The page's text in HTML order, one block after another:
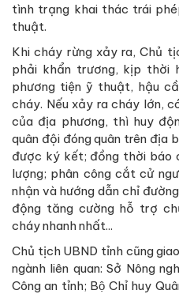
tình trạng khai thác trái
thuật.
Khi cháy rừng xảy ra, Chủ
phải khẩn trương, kịp thời
phương tiện ỹ thuật, hậu
cháy. Nếu xảy ra cháy lớn,
của địa phương, thì huy
quân đội đóng quân trên địa
được ký kết; đồng thời báo
lượng; phân công cắt cử
nhận và hướng dẫn chỉ
động tăng cường hỗ trợ
cháy nhanh nhất...
Chủ tịch UBND tỉnh cũng
ngành liên quan: Sở Nông
Công an tỉnh; Bộ Chỉ huy